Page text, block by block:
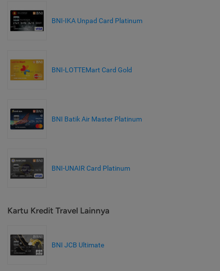
BNI-IKA Unpad Card Platinum
BNI-LOTTEMart Card Gold
BNI Batik Air Master Platinum
BNI-UNAIR Card Platinum
Kartu Kredit Travel Lainnya
BNI JCB Ultimate